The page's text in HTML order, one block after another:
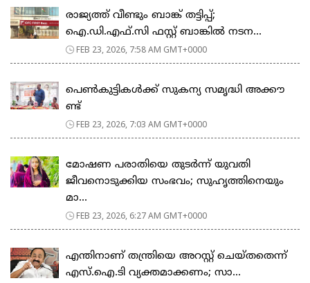
രാജ്യത്ത് വീണ്ടും ബാങ്ക് തട്ടിപ്പ്;
ഐ.ഡി.എഫ്.സി ഫസ്റ്റ് ബാങ്കിൽ നടന...
FEB 23, 2026, 7:58 AM GMT+0000
പെ​ൺ​കു​ട്ടി​ക​ൾ​ക്ക് സു​ക​ന്യ സ​മൃ​ദ്ധി അ​ക്കൗ​
ണ്ട്
FEB 23, 2026, 7:03 AM GMT+0000
മോഷണ പരാതിയെ തുടര്‍ന്ന് യുവതി
ജീവനൊടുക്കിയ സംഭവം; സുഹൃത്തിനെയും
മാ...
FEB 23, 2026, 6:27 AM GMT+0000
എന്തിനാണ് തന്ത്രിയെ അറസ്റ്റ് ചെയ്തതെന്ന്
എസ്.ഐ.ടി വ്യക്തമാക്കണം; സാ...